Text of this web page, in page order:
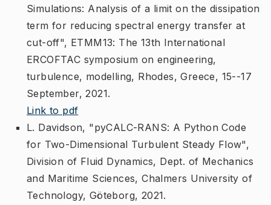
Simulations: Analysis of a limit on the dissipation
term for reducing spectral energy transfer at
cut-off", ETMM13: The 13th International
ERCOFTAC symposium on engineering,
turbulence, modelling, Rhodes, Greece, 15--17
September, 2021.
Link to pdf
L. Davidson, "pyCALC-RANS: A Python Code
for Two-Dimensional Turbulent Steady Flow",
Division of Fluid Dynamics, Dept. of Mechanics
and Maritime Sciences, Chalmers University of
Technology, Göteborg, 2021.